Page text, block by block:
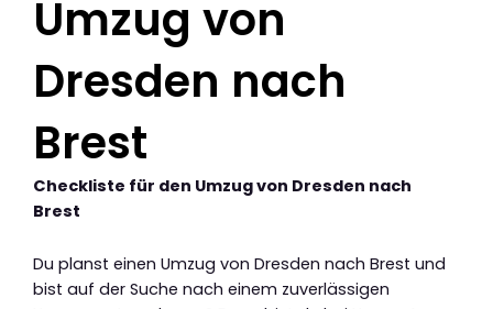
Umzug von
Dresden nach
Brest
Checkliste für den Umzug von Dresden nach
Brest
Du planst einen Umzug von Dresden nach Brest und
bist auf der Suche nach einem zuverlässigen